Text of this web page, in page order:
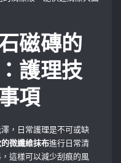
磁磚的
護理技
項
，日常護理是不可或缺
微纖維抹布進行日常清
這樣可以減少刮痕的風